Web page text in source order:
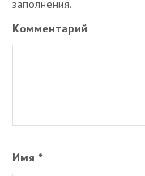
заполнения.
Комментарий
Имя *